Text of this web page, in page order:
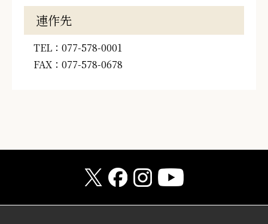
連作先
TEL：077-578-0001
FAX：077-578-0678